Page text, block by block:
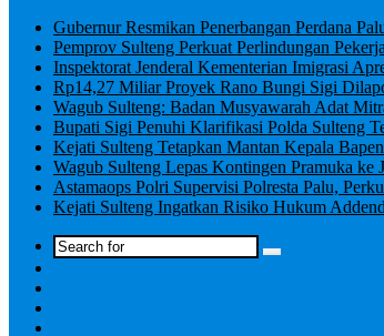
Gubernur Resmikan Penerbangan Perdana
Pemprov Sulteng Perkuat Perlindungan
Inspektorat Jenderal Kementerian Imigrasi
Rp14,27 Miliar Proyek Rano Bungi Sigi
Wagub Sulteng: Badan Musyawarah Adat
Bupati Sigi Penuhi Klarifikasi Polda Sulteng
Kejati Sulteng Tetapkan Mantan Kepala
Wagub Sulteng Lepas Kontingen Pramuka
Astamaops Polri Supervisi Polresta Palu,
Kejati Sulteng Ingatkan Risiko Hukum